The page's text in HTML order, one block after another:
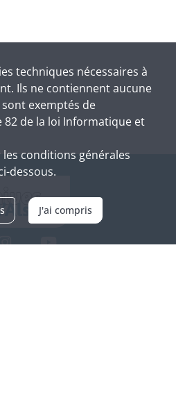
techniques nécessaires à
Ils ne contiennent aucune
exemptés de
de la loi Informatique et
conditions générales
dessous.
J'ai compris